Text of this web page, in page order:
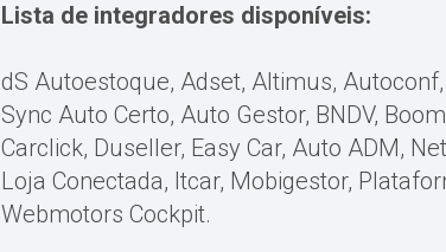
Lista de integradores disponíveis:
dS Autoestoque, Adset, Altimus,
Sync Auto Certo, Auto Gestor, BNDV,
Carclick, Duseller, Easy Car, Auto ADM,
Loja Conectada, Itcar, Mobigestor,
Webmotors Cockpit.